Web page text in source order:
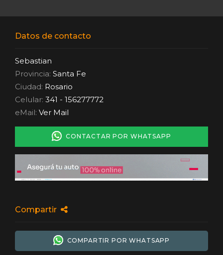
Datos de contacto
Sebastian
Provincia: Santa Fe
Ciudad: Rosario
Celular: 341 - 156277772
eMail: Ver Mail
CONTACTAR POR WHATSAPP
Compartir
COMPARTIR POR WHATSAPP